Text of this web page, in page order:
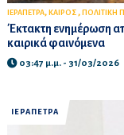
ΙΕΡΑΠΕΤΡΑ, ΚΑΙΡΟΣ , ΠΟΛΙΤΙΚΗ
Έκτακτη ενημέρωση
καιρικά φαινόμενα
03:47 μ.μ. - 31/03/2026
ΙΕΡΑΠΕΤΡΑ